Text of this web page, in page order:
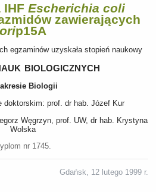
IHF Escherichia coli
zawierających
orip15A
egzaminów uzyskała stopień naukowy
biologicznych
Biologii
doktorskim: prof. dr hab. Józef Kur
Węgrzyn, prof. UW, dr hab. Krystyna
Wolska
nr 1745.
Gdańsk, 12 lutego 1999 r.